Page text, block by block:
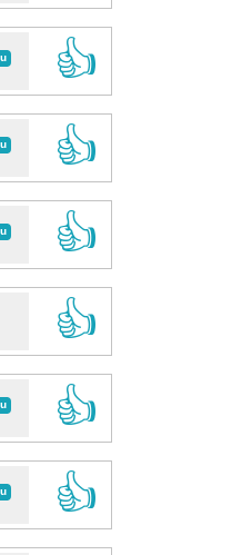
👍
👍
👍
👍
👍
👍